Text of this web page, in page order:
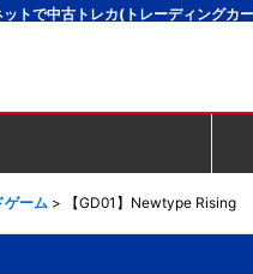
ットで中古トレカ(トレーディングカ
ゲーム > 【GD01】Newtype Rising